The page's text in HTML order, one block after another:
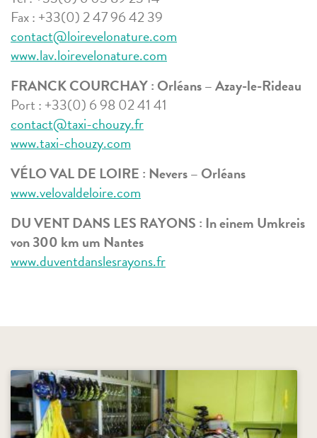
Fax : +33(0) 2 47 96 42 39
contact@loirevelonature.com
www.lav.loirevelonature.com
FRANCK COURCHAY : Orléans – Azay-le-Rideau
Port : +33(0) 6 98 02 41 41
contact@taxi-chouzy.fr
www.taxi-chouzy.com
VÉLO VAL DE LOIRE : Nevers – Orléans
www.velovaldeloire.com
DU VENT DANS LES RAYONS : In einem Umkreis
von 300 km um Nantes
www.duventdanslesrayons.fr